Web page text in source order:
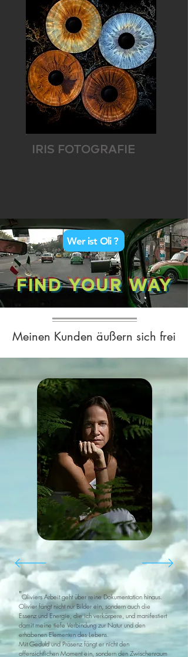
IRIS FOTOGRAFIE
Wer ist Oli ?
FIND YOUR WAY
Meinen Kunden äußern sich frei
"Oliviers Arbeit geht über reine Dokumentation hinaus.
Olivier fängt nicht nur Bilder ein, sondern auch die
Essenz und Energie, die ich verkörpere, und manifestiert
damit meine tiefe Verbindung zur Natur und den
erhabenen Elementen des Lebens.
Mit Geduld und Präsenz fängt er nicht den
offensichtlichen Moment ein, sondern den Zwischenraum